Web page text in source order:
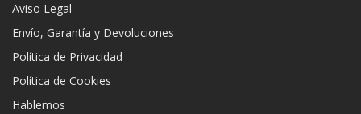
Aviso Legal
Envío, Garantía y Devoluciones
Política de Privacidad
Política de Cookies
Hablemos